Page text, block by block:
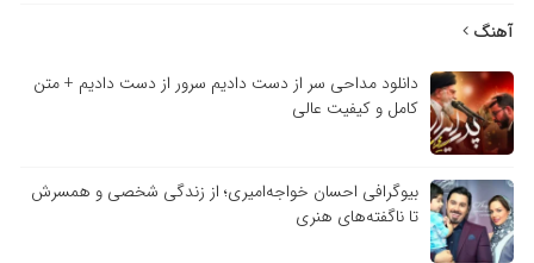
آهنگ
دانلود مداحی سر از دست دادیم سرور از دست دادیم + متن
کامل و کیفیت عالی
بیوگرافی احسان خواجه‌امیری؛ از زندگی شخصی و همسرش
تا ناگفته‌های هنری